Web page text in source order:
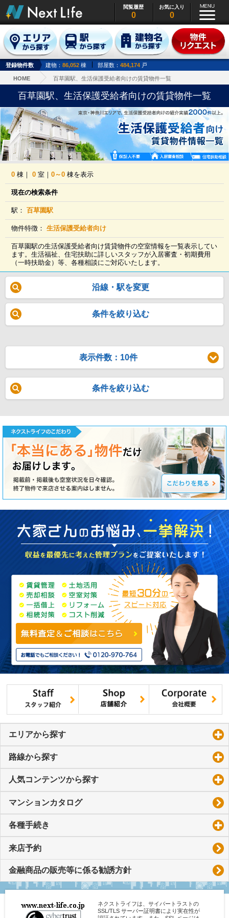
閲覧履歴
0
お気に入り
0
登録物件数 建物： 86,052 棟 部屋数： 484,174 戸
HOME 百草園駅、生活保護受給者向けの賃貸物件一覧
百草園駅、生活保護受給者向けの賃貸物件一覧
0 棟｜0 室｜0～0 棟を表示
現在の検索条件
駅：百草園駅
物件特徴：生活保護受給者向け
百草園駅の生活保護受給者向け賃貸物件の空室情報を一覧表示してい
ます。生活福祉、住宅扶助に詳しいスタッフが入居審査・初期費用
（一時扶助金）等、各種相談にご対応いたします。
沿線・駅を変更
条件を絞り込む
表示件数：10件
条件を絞り込む
エリアから探す
路線から探す
人気コンテンツから探す
マンションカタログ
各種手続き
来店予約
金融商品の販売等に係る勧誘方針
ネクストライフは、サイバートラストの
SSL/TLS サーバー証明書により実在性が